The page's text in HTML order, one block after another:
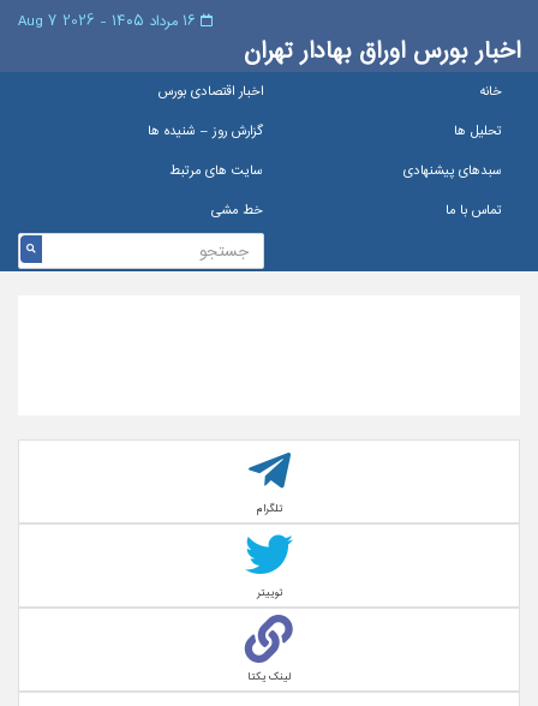
اخبار بورس اوراق بهادار تهران
خانه
اخبار اقتصادی بورس
تحلیل ها
گزارش روز – شنيده ها
سبدهای پیشنهادی
سایت های مرتبط
تماس با ما
خط مشی
تلگرام
توییتر
لینک یکتا